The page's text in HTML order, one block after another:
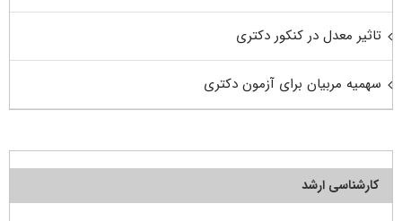
تاثیر معدل در کنکور دکتری
سهمیه مربیان برای آزمون دکتری
کارشناسی ارشد